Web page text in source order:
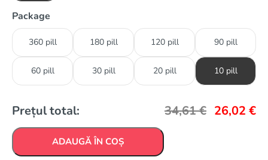
Package
360 pill 180 pill 120 pill 90 pill
60 pill 30 pill 20 pill 10 pill
Prețul total: 34,61€ 26,02 €
ADAUGĂ ÎN COȘ